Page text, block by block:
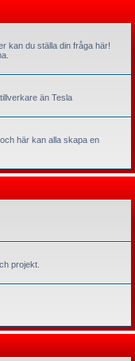
kan du ställa din fråga här!
än Tesla
här kan alla skapa en
projekt.